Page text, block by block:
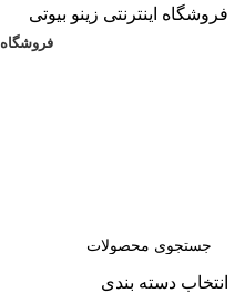
فروشگاه اینترنتی زینو بیوتی
فروشگاه
انتخاب دسته بندی